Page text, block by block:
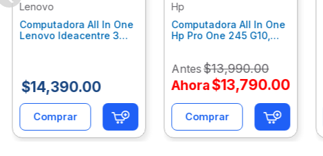
Lenovo
Computadora All In One
Lenovo Ideacentre 3
F0G1014Ald
$14,390.00
Comprar
Hp
Computadora All In One
Hp Pro One 245 G10,
Fhd, Win11Home
9P7K6La
Antes$13,990.00
Ahora$13,790.00
Comprar